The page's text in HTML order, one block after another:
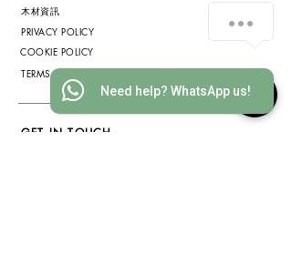
木材資訊
PRIVACY POLICY
COOKIE POLICY
TERMS & CONDITIONS
GET IN TOUCH
Need help? WhatsApp us!